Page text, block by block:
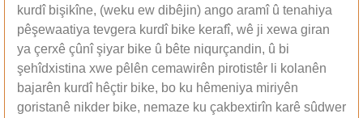
kurdî bişikîne, (weku ew dibêjin) ango aramî û tenahiya
pêşewaatiya tevgera kurdî bike kerafî, wê ji xewa giran
ya çerxê çûnî şiyar bike û bête niqurçandin, û bi
şehîdxistina xwe pêlên cemawirên pirotistêr li kolanên
bajarên kurdî hêçtir bike, bo ku hêmeniya miriyên
goristanê nikder bike, nemaze ku çakbextirîn karê sûdwer